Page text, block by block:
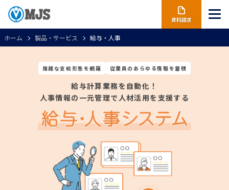
資料請求
ホーム 製品・サービス 給与・人事
複雑な支給形態を網羅 従業員のあらゆる情報を蓄積
給与計算業務を自動化！
人事情報の一元管理で人材活用を支援する